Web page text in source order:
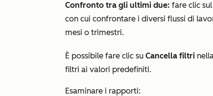
Confronto tra gli ultimi due: fare clic
con cui confrontare i diversi flussi di
mesi o trimestri.
È possibile fare clic su Cancella filtri
filtri ai valori predefiniti.
Esaminare i rapporti: